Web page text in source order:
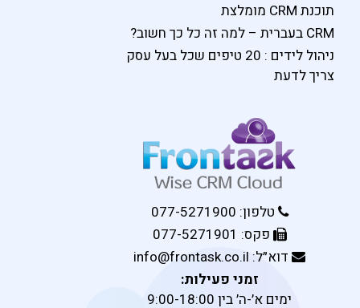
תוכנת CRM מומלצת
CRM בעברית – למה זה כל כך חשוב?
ניהול לידים : 20 טיפים שכל בעל עסק
צריך לדעת
טלפון: 077-5271900
פקס: 077-5271901
דוא״ל: info@frontask.co.il
זמני פעילות:
ימים א׳-ה׳ בין 9:00-18:00